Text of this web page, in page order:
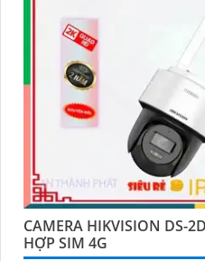
CAMERA HIKVISION DS-
HỢP SIM 4G